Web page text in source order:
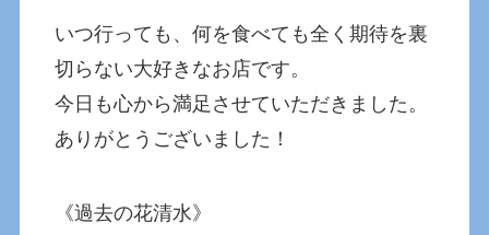
いつ行っても、何を食べても全く期待を裏
切らない大好きなお店です。
今日も心から満足させていただきました。
ありがとうございました！
《過去の花清水》